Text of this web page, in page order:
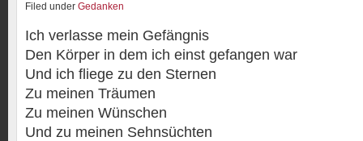
Filed under Gedanken
Ich verlasse mein Gefängnis
Den Körper in dem ich einst gefangen war
Und ich fliege zu den Sternen
Zu meinen Träumen
Zu meinen Wünschen
Und zu meinen Sehnsüchten